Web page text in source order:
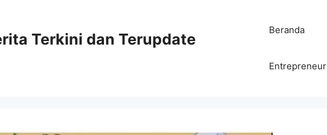
Terkini dan Terupdate
Beranda
Entrepreneur